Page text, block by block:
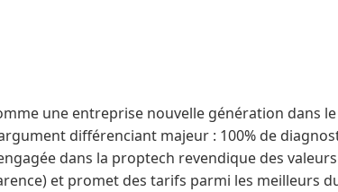
une entreprise nouvelle génération dans
différenciant majeur : 100% de
dans la proptech revendique des
et promet des tarifs parmi les meilleurs